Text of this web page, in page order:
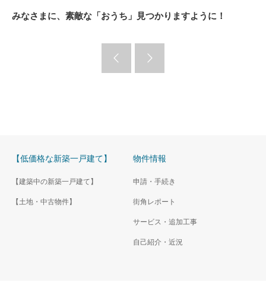
みなさまに、素敵な「おうち」見つかりますように！
【低価格な新築一戸建て】
【建築中の新築一戸建て】
【土地・中古物件】
物件情報
申請・手続き
街角レポート
サービス・追加工事
自己紹介・近況